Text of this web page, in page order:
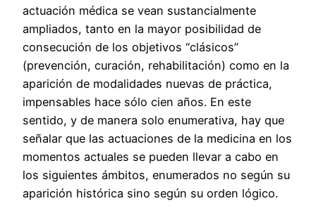
actuación médica se vean sustancialmente
ampliados, tanto en la mayor posibilidad de
consecución de los objetivos “clásicos”
(prevención, curación, rehabilitación) como en la
aparición de modalidades nuevas de práctica,
impensables hace sólo cien años. En este
sentido, y de manera solo enumerativa, hay que
señalar que las actuaciones de la medicina en los
momentos actuales se pueden llevar a cabo en
los siguientes ámbitos, enumerados no según su
aparición histórica sino según su orden lógico.